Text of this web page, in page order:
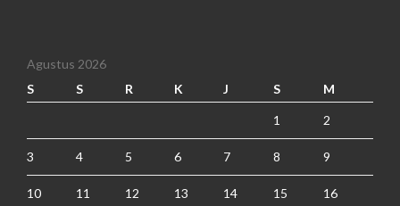
Agustus 2026
S
S R K J S M
1 2
3 4 5 6 7 8 9
10 11 12 13 14 15 16